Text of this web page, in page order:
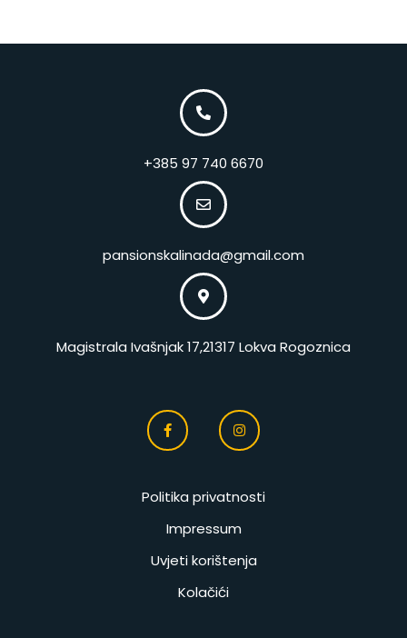
+385 97 740 6670
pansionskalinada@gmail.com
Magistrala Ivašnjak 17,21317 Lokva Rogoznica
Politika privatnosti
Impressum
Uvjeti korištenja
Kolačići